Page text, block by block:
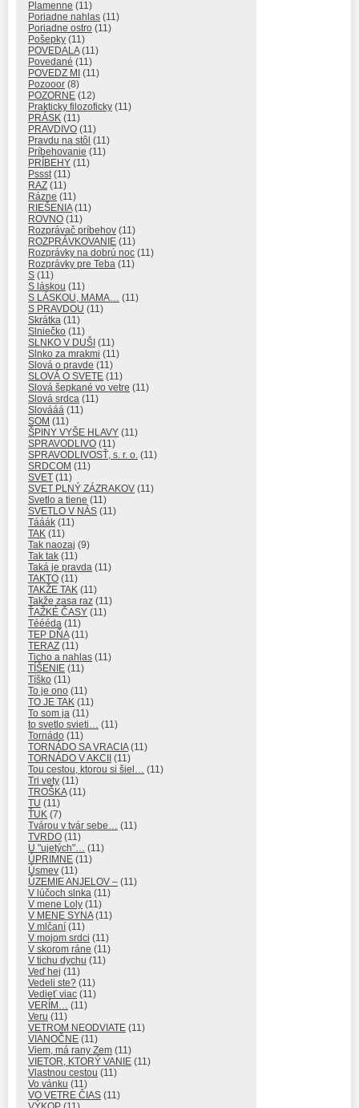
Plamenne (11)
Poriadne nahlas (11)
Poriadne ostro (11)
Pošepky (11)
POVEDALA(11)
Povedané (11)
POVEDZ MI (11)
Pozooor (8)
POZORNE (12)
Prakticky filozoficky (11)
PRÁSK (11)
PRAVDIVO (11)
Pravdu na stôl (11)
Príbehovanie (11)
PRÍBEHY (11)
Pssst(11)
RAZ (11)
Rázne (11)
RIEŠENIA(11)
ROVNO (11)
Rozprávač príbehov (11)
ROZPRÁVKOVANIE (11)
Rozprávky na dobrú noc (11)
Rozprávky pre Teba (11)
S (11)
S láskou (11)
S LÁSKOU, MAMA… (11)
S PRAVDOU (11)
Skrátka (11)
Slniečko (11)
SLNKO V DUŠI (11)
Slnko za mrakmi (11)
Slová o pravde (11)
SLOVÁ O SVETE (11)
Slová šepkané vo vetre (11)
Slová srdca (11)
Slovááá (11)
SOM (11)
ŠPINY VYŠE HLAVY (11)
SPRAVODLIVO (11)
SPRAVODLIVOSŤ, s. r. o. (11)
SRDCOM (11)
SVET (11)
SVET PLNÝ ZÁZRAKOV (11)
Svetlo a tiene (11)
SVETLO V NÁS (11)
Tááák (11)
TAK (11)
Tak naozaj (9)
Tak tak (11)
Taká je pravda (11)
TAKTO (11)
TAKŽE TAK (11)
Takže zasa raz (11)
ŤAŽKÉ ČASY (11)
Téééda (11)
TEP DŇA(11)
TERAZ (11)
Ticho a nahlas (11)
TÍŠENIE (11)
Tíško (11)
To je ono (11)
TO JE TAK (11)
To som ja (11)
to svetlo svieti… (11)
Tornádo (11)
TORNÁDO SA VRACIA(11)
TORNÁDO V AKCII
(11)
Tou cestou, ktorou si šiel… (11)
Tri vety (11)
TROŠKA(11)
TU (11)
ŤUK (7)
Tvárou v tvár sebe… (11)
TVRDO (11)
U "ujetých"… (11)
ÚPRIMNE (11)
Úsmev (11)
ÚZEMIE ANJELOV – (11)
V lúčoch slnka (11)
V mene Loly (11)
V MENE SYNA(11)
V mlčaní (11)
V mojom srdci (11)
V skorom ráne (11)
V tichu dychu (11)
Veď hej (11)
Vedeli ste? (11)
Vedieť viac (11)
VERÍM… (11)
Veru (11)
VETROM NEODVIATE (11)
VIANOČNE (11)
Viem, má rany Zem (11)
VIETOR, KTORÝ VANIE (11)
Vlastnou cestou (11)
Vo vánku (11)
VO VETRE ČIAS (11)